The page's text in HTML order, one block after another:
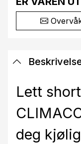
Lett
deg